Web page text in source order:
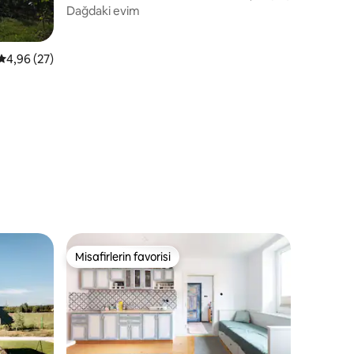
üzerinden ortalama 4,96 puan, 27 değerlendirme
4,96 (27)
Dağdaki evim
Misafirlerin favorisi
Misafirlerin favorisi